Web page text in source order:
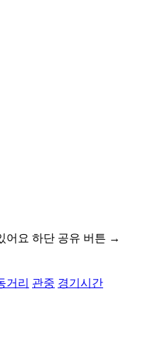
어요 하단 공유 버튼 →
거리 관중 경기시간